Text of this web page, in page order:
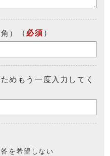
） （ 必須 ）
めもう一度入力してく
答を希望しない